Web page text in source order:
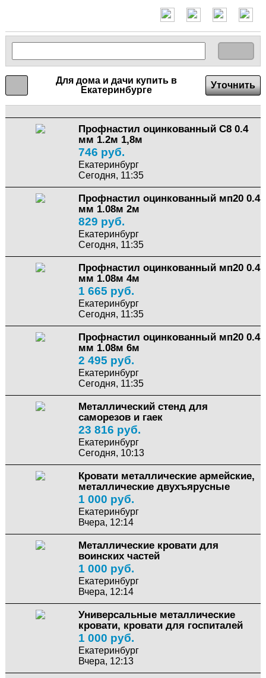
Для дома и дачи купить в
Екатеринбурге
Уточнить
Профнастил оцинкованный С8 0.4
мм 1.2м 1,8м
746 руб.
Екатеринбург
Сегодня, 11:35
Профнастил оцинкованный мп20 0.4
мм 1.08м 2м
829 руб.
Екатеринбург
Сегодня, 11:35
Профнастил оцинкованный мп20 0.4
мм 1.08м 4м
1 665 руб.
Екатеринбург
Сегодня, 11:35
Профнастил оцинкованный мп20 0.4
мм 1.08м 6м
2 495 руб.
Екатеринбург
Сегодня, 11:35
Металлический стенд для
саморезов и гаек
23 816 руб.
Екатеринбург
Сегодня, 10:13
Кровати металлические армейские,
металлические двухъярусные
1 000 руб.
Екатеринбург
Вчера, 12:14
Металлические кровати для
воинских частей
1 000 руб.
Екатеринбург
Вчера, 12:14
Универсальные металлические
кровати, кровати для госпиталей
1 000 руб.
Екатеринбург
Вчера, 12:13